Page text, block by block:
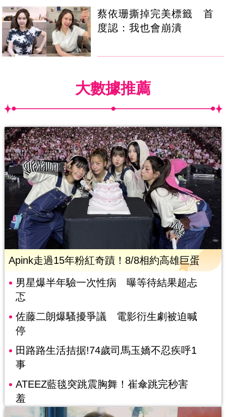
蔡依珊撕掉完美標籤 首
度認：我也會崩潰
大數據推薦
Apink走過15年粉紅奇蹟！8/8相約高雄巨蛋
男星爆半年驗一次性病 曝等待結果超忐
忑
佐藤二朗爆騷擾爭議 電影衍生劇被迫喊
停
田路路生活拮据!74歲司馬玉嬌不忍疾呼1
事
ATEEZ藍毯突跳震胸舞！崔傘跳完秒害
羞